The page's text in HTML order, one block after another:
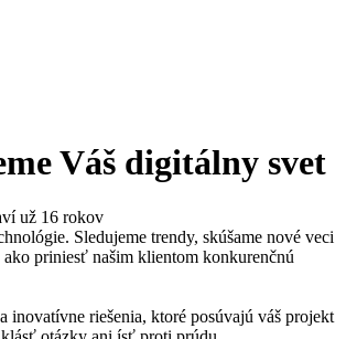
Váš digitálny svet
už 16 rokov
Sledujeme trendy, skúšame nové veci
ako priniesť našim klientom konkurenčnú
inovatívne riešenia, ktoré posúvajú váš projekt